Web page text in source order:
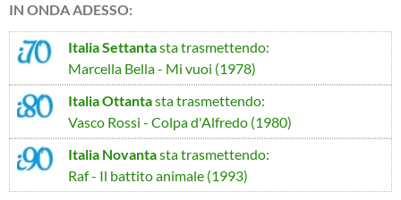
IN ONDA ADESSO:
Italia Settantasta trasmettendo:
Marcella Bella - Mi vuoi (1978)
Italia Ottantasta trasmettendo:
Vasco Rossi - Colpa d'Alfredo (1980)
Italia Novantasta trasmettendo:
Raf - Il battito animale (1993)